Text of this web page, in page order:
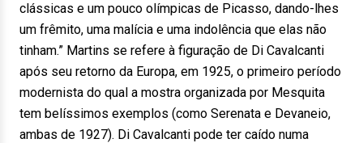
clássicas e um pouco olímpicas de Picasso, dando-lhes
um frêmito, uma malícia e uma indolência que elas não
tinham.” Martins se refere à figuração de Di Cavalcanti
após seu retorno da Europa, em 1925, o primeiro período
modernista do qual a mostra organizada por Mesquita
tem belíssimos exemplos (como Serenata e Devaneio,
ambas de 1927). Di Cavalcanti pode ter caído numa